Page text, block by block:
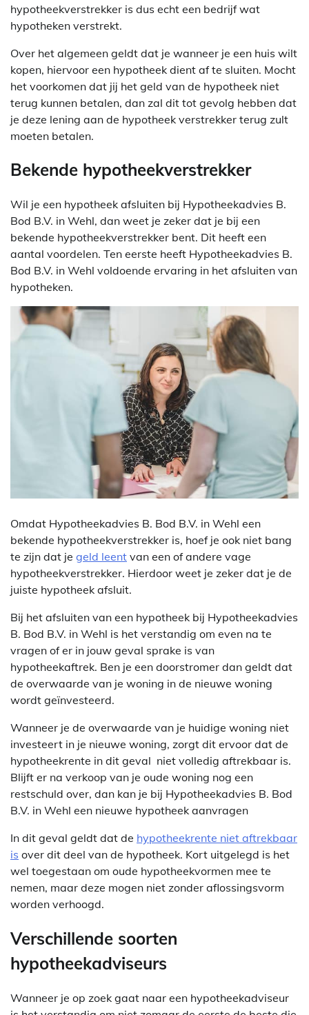
hypotheekverstrekker is dus echt een bedrijf wat
hypotheken verstrekt.
Over het algemeen geldt dat je wanneer je een huis wilt
kopen, hiervoor een hypotheek dient af te sluiten. Mocht
het voorkomen dat jij het geld van de hypotheek niet
terug kunnen betalen, dan zal dit tot gevolg hebben dat
je deze lening aan de hypotheek verstrekker terug zult
moeten betalen.
Bekende hypotheekverstrekker
Wil je een hypotheek afsluiten bij Hypotheekadvies B.
Bod B.V. in Wehl, dan weet je zeker dat je bij een
bekende hypotheekverstrekker bent. Dit heeft een
aantal voordelen. Ten eerste heeft Hypotheekadvies B.
Bod B.V. in Wehl voldoende ervaring in het afsluiten van
hypotheken.
Omdat Hypotheekadvies B. Bod B.V. in Wehl een
bekende hypotheekverstrekker is, hoef je ook niet bang
te zijn dat je geld leent van een of andere vage
hypotheekverstrekker. Hierdoor weet je zeker dat je de
juiste hypotheek afsluit.
Bij het afsluiten van een hypotheek bij Hypotheekadvies
B. Bod B.V. in Wehl is het verstandig om even na te
vragen of er in jouw geval sprake is van
hypotheekaftrek. Ben je een doorstromer dan geldt dat
de overwaarde van je woning in de nieuwe woning
wordt geïnvesteerd.
Wanneer je de overwaarde van je huidige woning niet
investeert in je nieuwe woning, zorgt dit ervoor dat de
hypotheekrente in dit geval niet volledig aftrekbaar is.
Blijft er na verkoop van je oude woning nog een
restschuld over, dan kan je bij Hypotheekadvies B. Bod
B.V. in Wehl een nieuwe hypotheek aanvragen
In dit geval geldt dat de hypotheekrente niet aftrekbaar
is over dit deel van de hypotheek. Kort uitgelegd is het
wel toegestaan om oude hypotheekvormen mee te
nemen, maar deze mogen niet zonder aflossingsvorm
worden verhoogd.
Verschillende soorten
hypotheekadviseurs
Wanneer je op zoek gaat naar een hypotheekadviseur